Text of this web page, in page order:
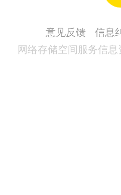
意见反馈 信息
网络存储空间服务信